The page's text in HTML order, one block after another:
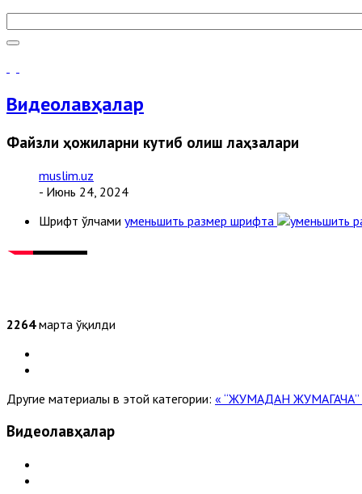
Видеолавҳалар
Файзли ҳожиларни кутиб олиш лаҳзалари
muslim.uz
- Июнь 24, 2024
Шрифт ўлчами уменьшить размер шрифта
2264марта ўқилди
Другие материалы в этой категории: « “ЖУМАДАН ЖУМАГАЧА”
Видеолавҳалар